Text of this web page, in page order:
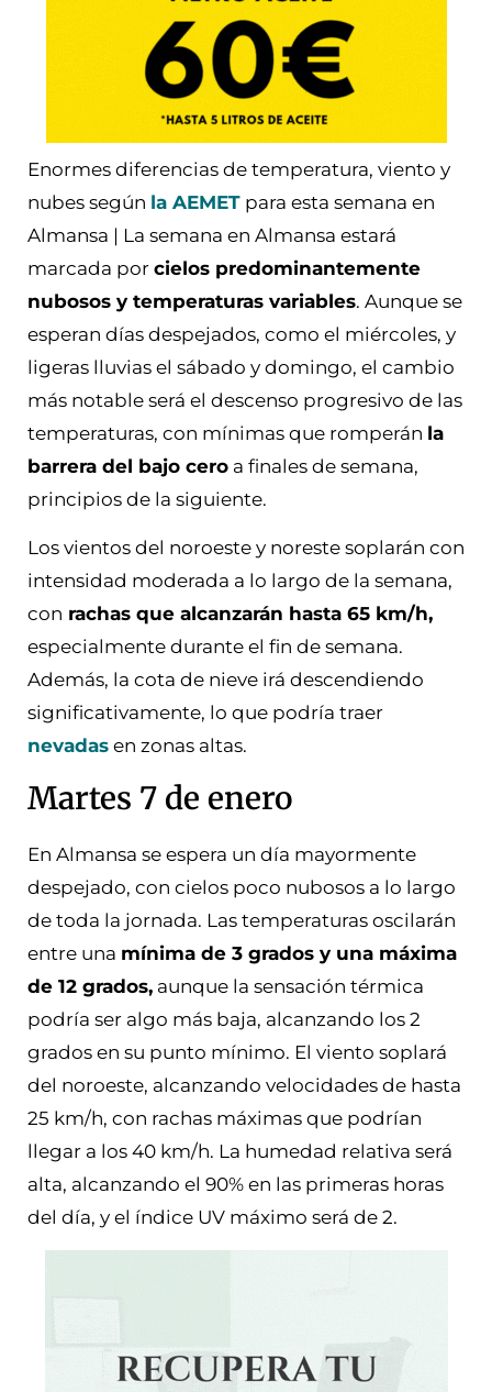
Enormes diferencias de temperatura, viento y
nubes según la AEMET para esta semana en
Almansa | La semana en Almansa estará
marcada por cielos predominantemente
nubosos y temperaturas variables. Aunque se
esperan días despejados, como el miércoles, y
ligeras lluvias el sábado y domingo, el cambio
más notable será el descenso progresivo de las
temperaturas, con mínimas que romperán la
barrera del bajo cero a finales de semana,
principios de la siguiente.
Los vientos del noroeste y noreste soplarán con
intensidad moderada a lo largo de la semana,
con rachas que alcanzarán hasta 65 km/h,
especialmente durante el fin de semana.
Además, la cota de nieve irá descendiendo
significativamente, lo que podría traer
nevadas en zonas altas.
Martes 7 de enero
En Almansa se espera un día mayormente
despejado, con cielos poco nubosos a lo largo
de toda la jornada. Las temperaturas oscilarán
entre una mínima de 3 grados y una máxima
de 12 grados, aunque la sensación térmica
podría ser algo más baja, alcanzando los 2
grados en su punto mínimo. El viento soplará
del noroeste, alcanzando velocidades de hasta
25 km/h, con rachas máximas que podrían
llegar a los 40 km/h. La humedad relativa será
alta, alcanzando el 90% en las primeras horas
del día, y el índice UV máximo será de 2.